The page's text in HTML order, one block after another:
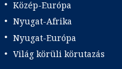
Közép-Európa
Nyugat-Afrika
Nyugat-Európa
Világ körüli körutazás